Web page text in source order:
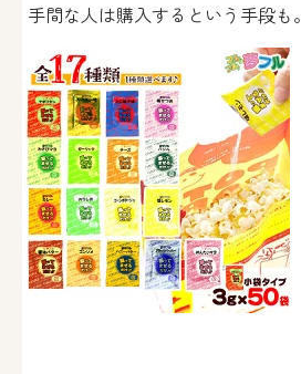
手間な人は購入するという手段も。